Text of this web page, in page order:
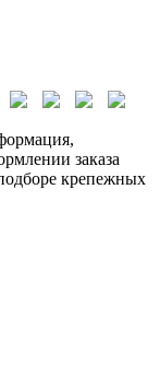
заказа
крепежных